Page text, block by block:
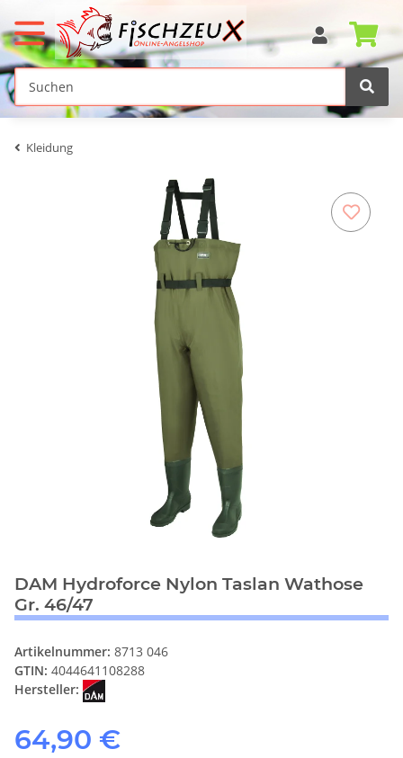
Kleidung
DAM Hydroforce Nylon Taslan Wathose
Gr. 46/47
Artikelnummer: 8713 046
GTIN: 4044641108288
Hersteller:
64,90 €